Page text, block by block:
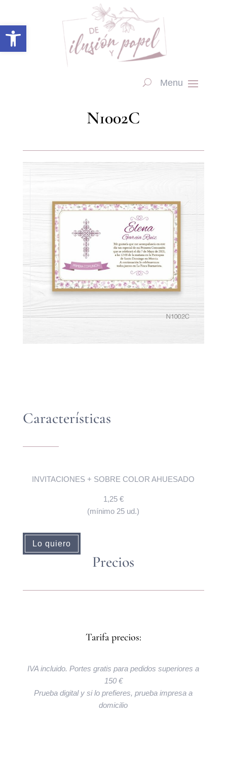
Abrir barra de herramientas
N1002C
Características
INVITACIONES + SOBRE COLOR AHUESADO
1,25 €
(mínimo 25 ud.)
Lo quiero
Precios
Tarifa precios:
IVA incluido. Portes gratis para pedidos superiores a
150 €
Prueba digital y si lo prefieres, prueba impresa a
domicilio